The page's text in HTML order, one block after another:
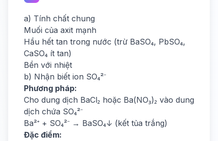
a) Tính chất chung
Muối của axit mạnh
Hầu hết tan trong nước (trừ BaSO₄, PbSO₄,
CaSO₄ ít tan)
Bền với nhiệt
b) Nhận biết ion SO₄²⁻
Phương pháp:
Cho dung dịch BaCl₂ hoặc Ba(NO₃)₂ vào dung
dịch chứa SO₄²⁻
Ba²⁺ + SO₄²⁻ → BaSO₄↓ (kết tủa trắng)
Đặc điểm: